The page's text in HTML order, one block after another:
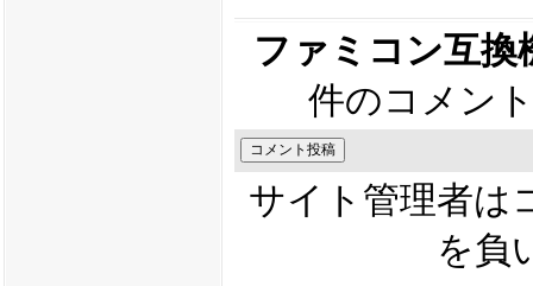
ファミコン互換
件のコメン
サイト管理者は
を負